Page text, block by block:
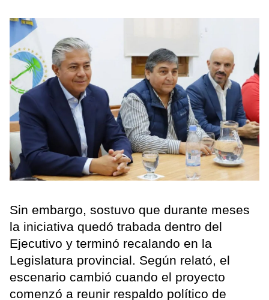
Sin embargo, sostuvo que durante meses
la iniciativa quedó trabada dentro del
Ejecutivo y terminó recalando en la
Legislatura provincial. Según relató, el
escenario cambió cuando el proyecto
comenzó a reunir respaldo político de